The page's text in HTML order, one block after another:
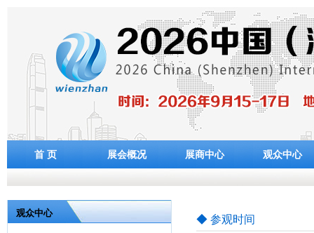
首 页 展会概况 展商中心 观众中心
观众中心
◆ 参观时间